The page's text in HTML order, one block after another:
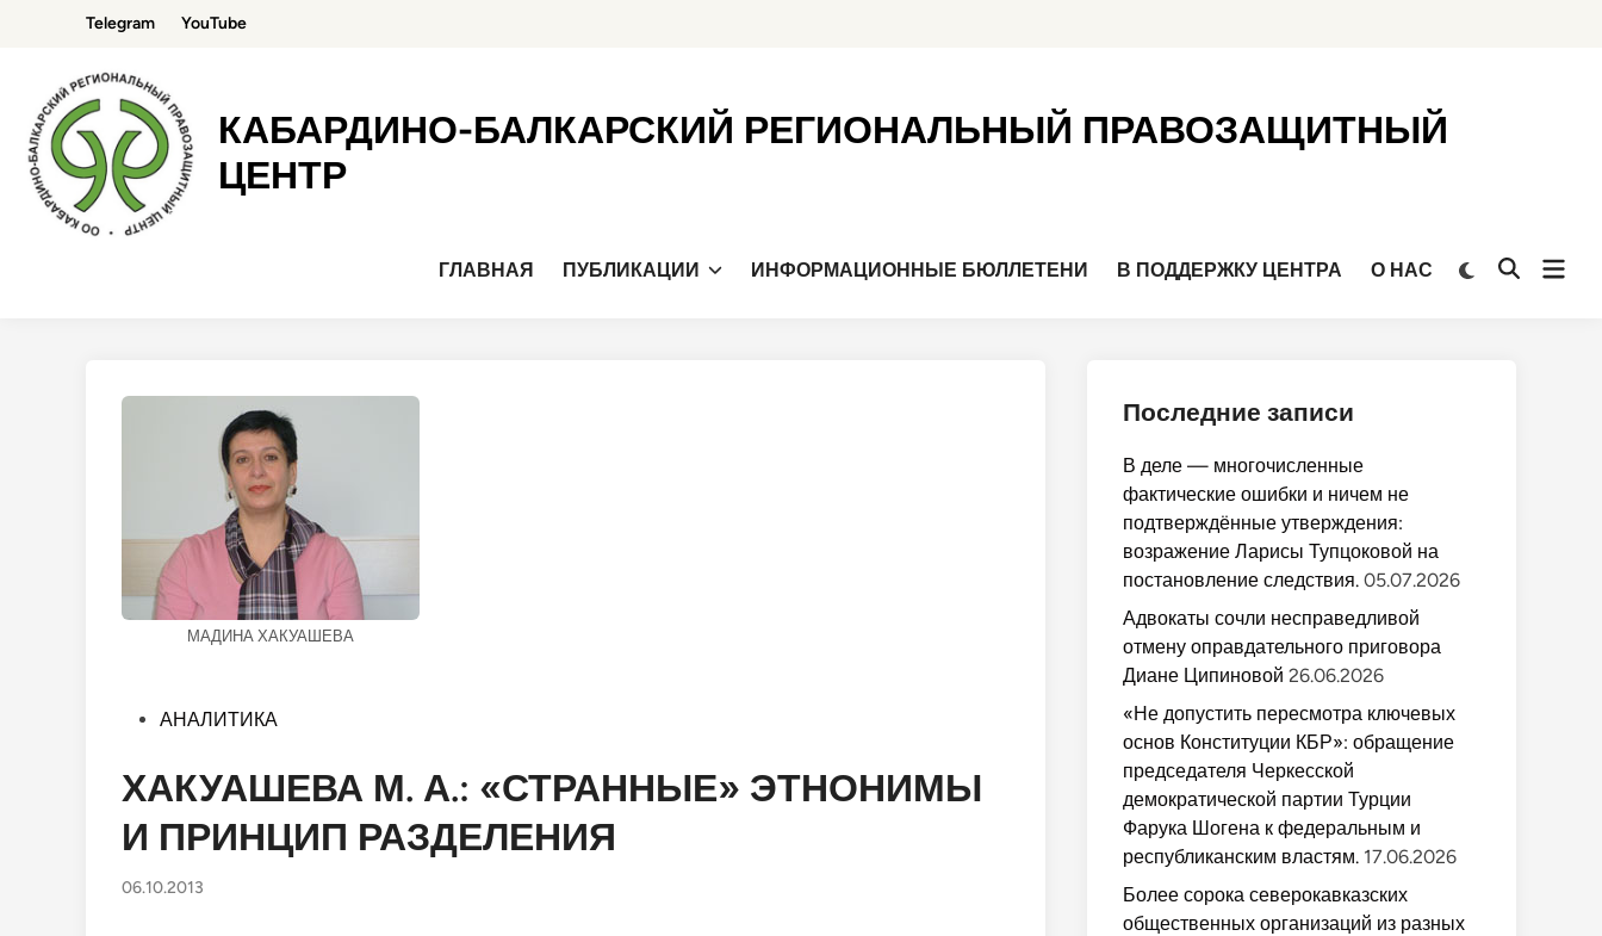
содержимому
Telegram YouTube
КАБАРДИНО-БАЛКАРСКИЙ РЕГИОНАЛЬНЫЙ ПРАВОЗАЩИТНЫЙ
ЦЕНТР
ГЛАВНАЯ ПУБЛИКАЦИИ ИНФОРМАЦИОННЫЕ БЮЛЛЕТЕНИ В ПОДДЕРЖКУ ЦЕНТРА О НАС
Переключить
Открыть
МАДИНА ХАКУАШЕВА
Опубликовано
АНАЛИТИКА
ХАКУАШЕВА М. А.: «СТРАННЫЕ» ЭТНОНИМЫ
И ПРИНЦИП РАЗДЕЛЕНИЯ
06.10.2013
Последние записи
В деле — многочисленные
фактические ошибки и ничем не
подтверждённые утверждения:
возражение Ларисы Тупцоковой на
постановление следствия. 05.07.2026
Адвокаты сочли несправедливой
отмену оправдательного приговора
Диане Ципиновой 26.06.2026
«Не допустить пересмотра ключевых
основ Конституции КБР»: обращение
председателя Черкесской
демократической партии Турции
Фарука Шогена к федеральным и
республиканским властям. 17.06.2026
Более сорока северокавказских
общественных организаций из разных